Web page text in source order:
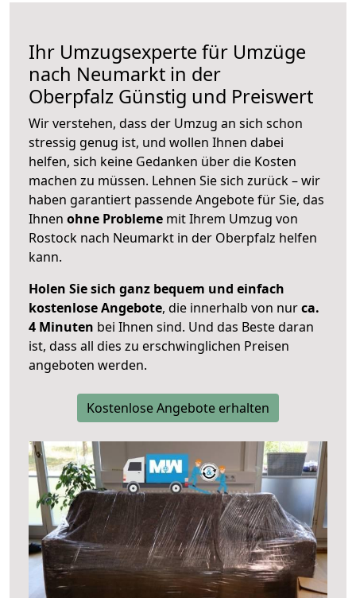
Ihr Umzugsexperte für Umzüge
nach Neumarkt in der
Oberpfalz Günstig und Preiswert
Wir verstehen, dass der Umzug an sich schon
stressig genug ist, und wollen Ihnen dabei
helfen, sich keine Gedanken über die Kosten
machen zu müssen. Lehnen Sie sich zurück – wir
haben garantiert passende Angebote für Sie, das
Ihnen ohne Probleme mit Ihrem Umzug von
Rostock nach Neumarkt in der Oberpfalz helfen
kann.
Holen Sie sich ganz bequem und einfach
kostenlose Angebote, die innerhalb von nurca.
4 Minuten bei Ihnen sind. Und das Beste daran
ist, dass all dies zu erschwinglichen Preisen
angeboten werden.
Kostenlose Angebote erhalten